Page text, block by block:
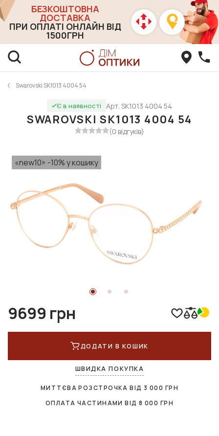
БЕЗКОШТОВНА
ДОСТАВКА
ПРИ ОПЛАТІ ОНЛАЙН ВІД
1500ГРН
Swarovski SK1013 4004 54
Є в наявності Арт. SK1013 4004 54
SWAROVSKI SK1013 4004 54
(0 відгуків)
«new10» -10% у кошику
9699 грн
ДОДАТИ В КОШИК
ШВИДКА ПОКУПКА
МИТТЄВА РОЗСТРОЧКА ВІД 3 000 ГРН
ОПЛАТА ЧАСТИНАМИ ВІД8 000 ГРН